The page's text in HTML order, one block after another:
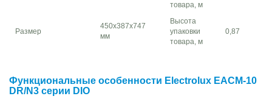
товара, м
Размер
450x387x747
мм
Высота
упаковки
товара, м
0,87
Функциональные особенности Electrolux EACM-10
DR/N3 серии DIO